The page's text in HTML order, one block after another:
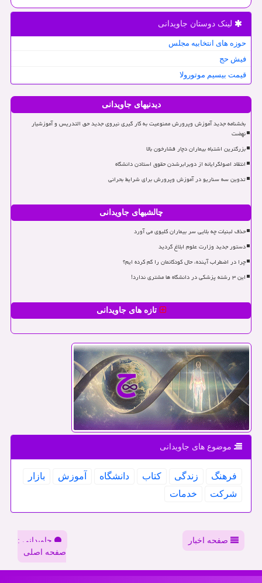
لینک دوستان جاویدانی
حوزه های انتخابیه مجلس
فیش حج
قیمت بیسیم موتورولا
دیدنیهای جاویدانی
بخشنامه جدید آموزش وپرورش ممنوعیت به کار گیری نیروی جدید حق التدریس و آموزشیار
نهضت
بزرگترین اشتباه بیماران دچار فشارخون بالا
انتقاد اصولگرایانه از دوبرابرشدن حقوق استادن دانشگاه
تدوین سه سناریو در آموزش وپرورش برای شرایط بحرانی
چالشیهای جاویدانی
حذف لبنیات چه بلایی سر بیماران کلیوی می آورد
دستور جدید وزارت علوم ابلاغ گردید
چرا در اضطراب آینده، حال کودکانمان را گم کرده ایم؟
این ۳ رشته پزشکی در دانشگاه ها مشتری ندارد!
تازه های جاویدانی
موضوع های جاویدانی
فرهنگ زندگی كتاب دانشگاه آموزش
بازار
شركت
خدمات
صفحه اخبار
جاویدانی :
صفحه اصلی